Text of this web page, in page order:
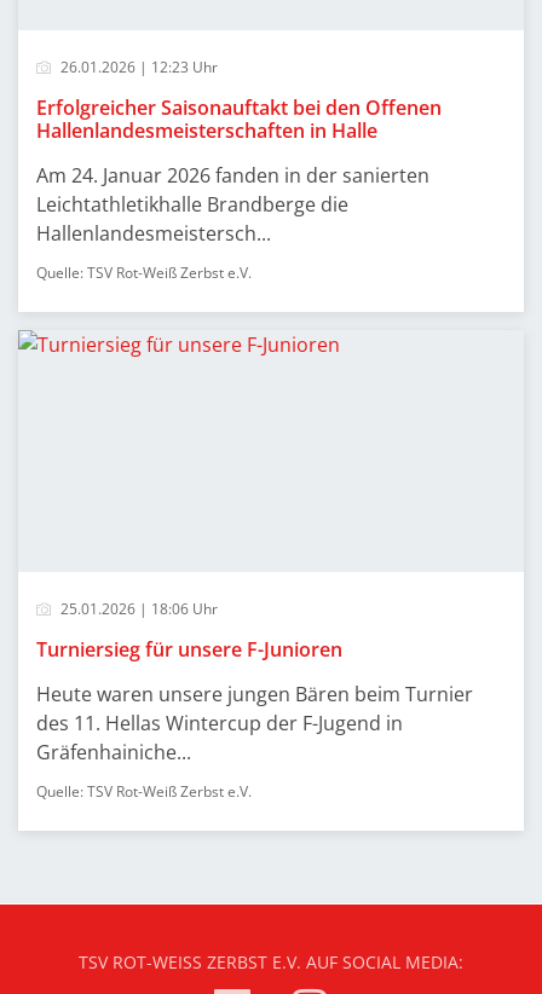
26.01.2026 | 12:23 Uhr
Erfolgreicher Saisonauftakt bei den Offenen
Hallenlandesmeisterschaften in Halle
Am 24. Januar 2026 fanden in der sanierten
Leichtathletikhalle Brandberge die
Hallenlandesmeistersch...
Quelle: TSV Rot-Weiß Zerbst e.V.
25.01.2026 | 18:06 Uhr
Turniersieg für unsere F-Junioren
Heute waren unsere jungen Bären beim Turnier
des 11. Hellas Wintercup der F-Jugend in
Gräfenhainiche...
Quelle: TSV Rot-Weiß Zerbst e.V.
TSV ROT-WEISS ZERBST E.V. AUF SOCIAL MEDIA: